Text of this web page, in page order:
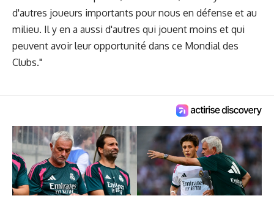
d'autres joueurs importants pour nous en défense et au
milieu. Il y en a aussi d'autres qui jouent moins et qui
peuvent avoir leur opportunité dans ce Mondial des
Clubs."